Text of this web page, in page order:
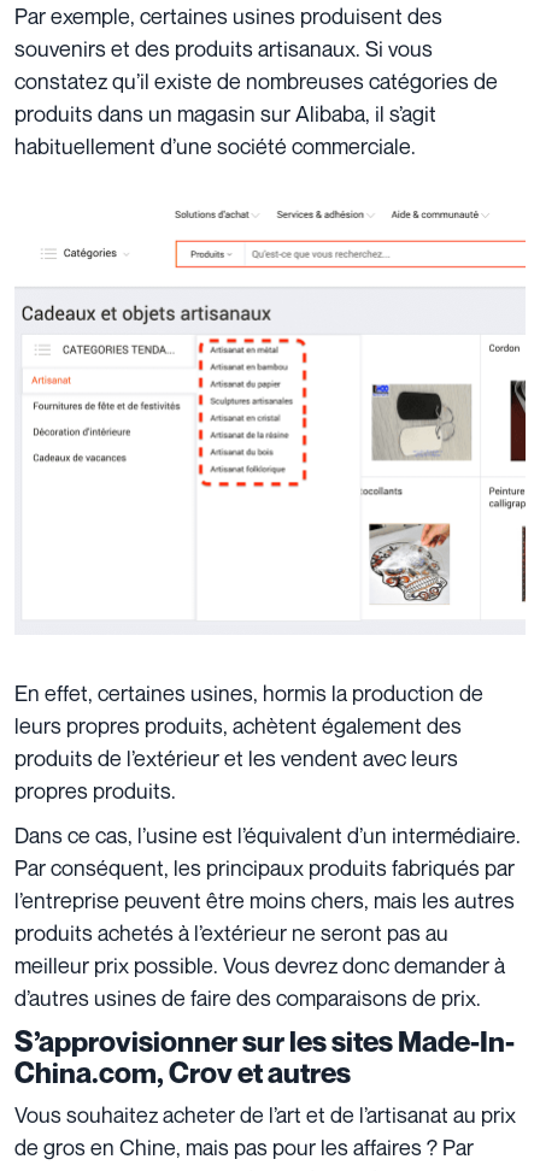
Par exemple, certaines usines produisent des
souvenirs et des produits artisanaux. Si vous
constatez qu’il existe de nombreuses catégories de
produits dans un magasin sur Alibaba, il s’agit
habituellement d’une société commerciale.
En effet, certaines usines, hormis la production de
leurs propres produits, achètent également des
produits de l’extérieur et les vendent avec leurs
propres produits.
Dans ce cas, l’usine est l’équivalent d’un intermédiaire.
Par conséquent, les principaux produits fabriqués par
l’entreprise peuvent être moins chers, mais les autres
produits achetés à l’extérieur ne seront pas au
meilleur prix possible. Vous devrez donc demander à
d’autres usines de faire des comparaisons de prix.
S’approvisionner sur les sites Made-In-
China.com, Crov et autres
Vous souhaitez acheter de l’art et de l’artisanat au prix
de gros en Chine, mais pas pour les affaires ? Par